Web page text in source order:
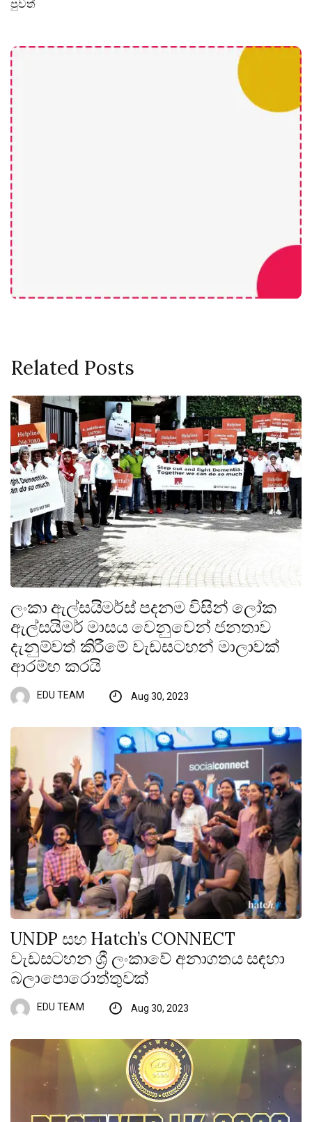
පුවත්
Related Posts
ලංකා ඇල්සයිමර්ස් පදනම විසින් ලෝක
ඇල්සයිමර් මාසය වෙනුවෙන් ජනතාව
දැනුම්වත් කිරීමේ වැඩසටහන් මාලාවක්
ආරම්භ කරයි
EDU TEAM Aug 30, 2023
UNDP සහ Hatch’s CONNECT
වැඩසටහන ශ්‍රී ලංකාවේ අනාගතය සඳහා
බලාපොරොත්තුවක්
EDU TEAM Aug 30, 2023